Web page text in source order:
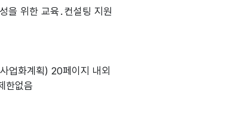
을 위한 교육․컨설팅 지원
업화계획) 20페이지 내외
한없음